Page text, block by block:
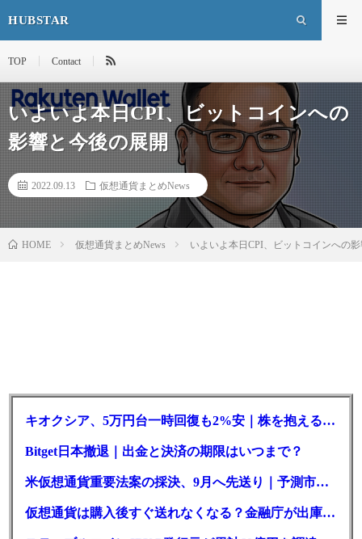
HUBSTAR
TOP Contact
いよいよ本日CPI、ビットコインへの
影響と今後の展開
2022.09.13 仮想通貨まとめNews
HOME 仮想通貨まとめNews いよいよ本日CPI、ビットコインへの
キオクシア、5万円台一時回復も2%安｜株を抱える東芝は純利益30倍
Bitget日本撤退｜出金と決済の期限はいつまで？
米仮想通貨重要法案の採決、9月へ先送り｜予測市場の成立確率は14%に
仮想通貨は購入後すぐ送れなくなる？金融庁が出庫制限を要請